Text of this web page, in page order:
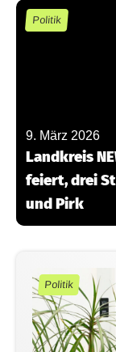
Politik
9. März 2026
Landkreis
feiert, drei
und Pirk
Politik